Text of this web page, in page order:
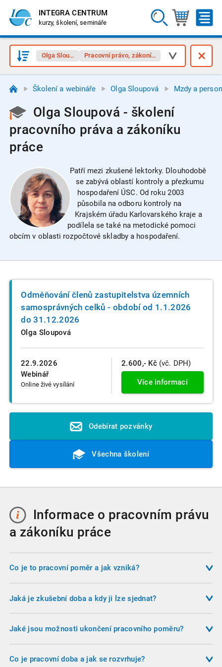
INTEGRA CENTRUM
kurzy, školení, semináře
Olga Sloupová Pracovní právo, zákoník práce
Školení a webináře Olga Sloupová Mzdy a
Olga Sloupová - školení
pracovního práva a zákoníku
práce
Patří mezi zkušené lektorky. Dlouhodobě
se zabývá oblastí kontroly a přezkumu
hospodaření ÚSC. Od roku 2003
působila na odboru kontroly na
Krajském úřadu Karlovarského kraje a
podílela se také na metodické pomoci
obcím v oblasti rozpočtové skladby a hospodaření.
22.9.2026
Webinář
Online živé vysílání
Odměňování členů zastupitelstva územních
samosprávných celků - období od 1.1.2026
do 31.12.2026
Olga Sloupová
2.600,- Kč (vč. DPH)
Více informací
Odebírat pozvánky
Všechna školení
Informace o pracovním právu
a zákoníku práce
Co je to pracovní poměr a jak vzniká?
zaměstnancem a zaměstnavatelem. Vzniká uzavřením
zaměstnání. Pracovní poměr může být sjednán na dobu
Jaká je zkušební doba a kdy ji lze sjednat?
zaměstnavatel vyhovují vzájemným očekáváním. Musí být
vedoucích zaměstnanců 6 měsíců. U pracovních poměrů na
Jaké jsou možnosti ukončení pracovního poměru?
okamžitým zrušením, zrušením ve zkušební době nebo
Co je pracovní doba a jak se rozvrhuje?